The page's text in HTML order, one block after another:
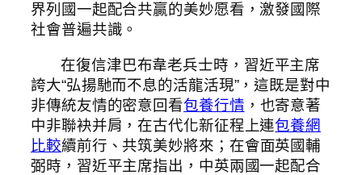
界列國一起配合共贏的美妙愿看，激發國際
社會普遍共識。
在復信津巴布韋老兵士時，習近平主席
誇大“弘揚馳而不息的活龍活現”，這既是對中
非傳統友情的密意回看包養行情 ，也寄意著
中非聯袂并肩，在古代化新征程上連包養網
比較續前行、共筑美妙將來；在會面英國輔
弼時，習近平主席指出，中英兩國一起配合